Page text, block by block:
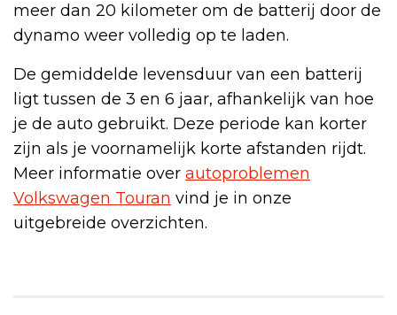
meer dan 20 kilometer om de batterij door de
dynamo weer volledig op te laden.
De gemiddelde levensduur van een batterij
ligt tussen de 3 en 6 jaar, afhankelijk van hoe
je de auto gebruikt. Deze periode kan korter
zijn als je voornamelijk korte afstanden rijdt.
Meer informatie over autoproblemen
Volkswagen Touran vind je in onze
uitgebreide overzichten.